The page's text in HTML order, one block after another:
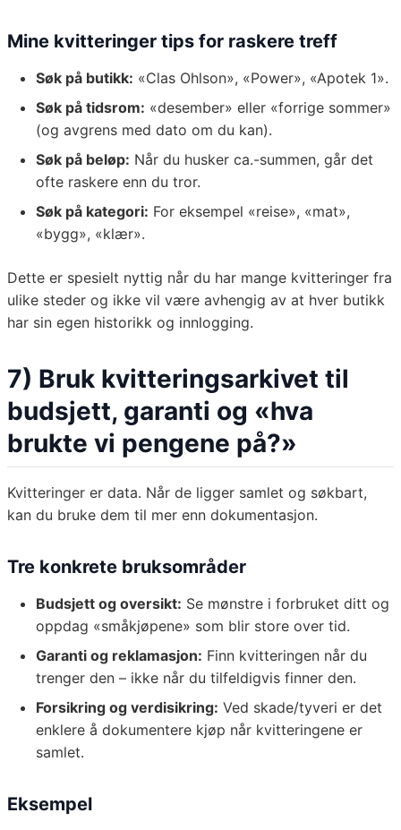
Mine kvitteringer tips for raskere treff
Søk på butikk: «Clas Ohlson», «Power», «Apotek 1».
Søk på tidsrom: «desember» eller «forrige sommer»
(og avgrens med dato om du kan).
Søk på beløp: Når du husker ca.-summen, går det
ofte raskere enn du tror.
Søk på kategori: For eksempel «reise», «mat»,
«bygg», «klær».
Dette er spesielt nyttig når du har mange kvitteringer fra
ulike steder og ikke vil være avhengig av at hver butikk
har sin egen historikk og innlogging.
7) Bruk kvitteringsarkivet til
budsjett, garanti og «hva
brukte vi pengene på?»
Kvitteringer er data. Når de ligger samlet og søkbart,
kan du bruke dem til mer enn dokumentasjon.
Tre konkrete bruksområder
Budsjett og oversikt: Se mønstre i forbruket ditt og
oppdag «småkjøpene» som blir store over tid.
Garanti og reklamasjon: Finn kvitteringen når du
trenger den – ikke når du tilfeldigvis finner den.
Forsikring og verdisikring: Ved skade/tyveri er det
enklere å dokumentere kjøp når kvitteringene er
samlet.
Eksempel